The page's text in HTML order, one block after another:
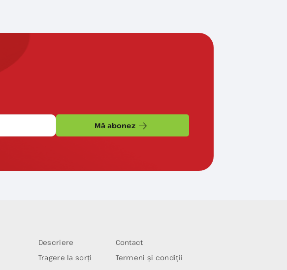
Mă abonez
Descriere
Contact
Tragere la sorți
Termeni și condiții